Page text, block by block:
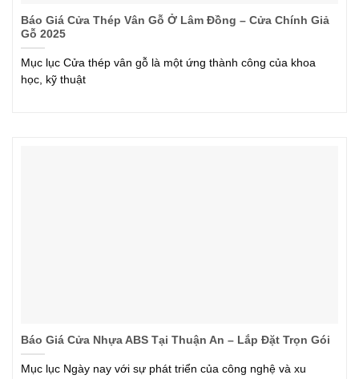
Báo Giá Cửa Thép Vân Gỗ Ở Lâm Đồng – Cửa Chính Giả
Gỗ 2025
Mục lục Cửa thép vân gỗ là một ứng thành công của khoa
học, kỹ thuật
Báo Giá Cửa Nhựa ABS Tại Thuận An – Lắp Đặt Trọn Gói
Mục lục Ngày nay với sự phát triển của công nghệ và xu